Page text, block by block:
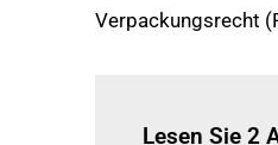
Verpackungsrecht
Lesen Sie 2